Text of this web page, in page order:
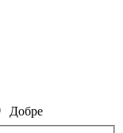
Добре